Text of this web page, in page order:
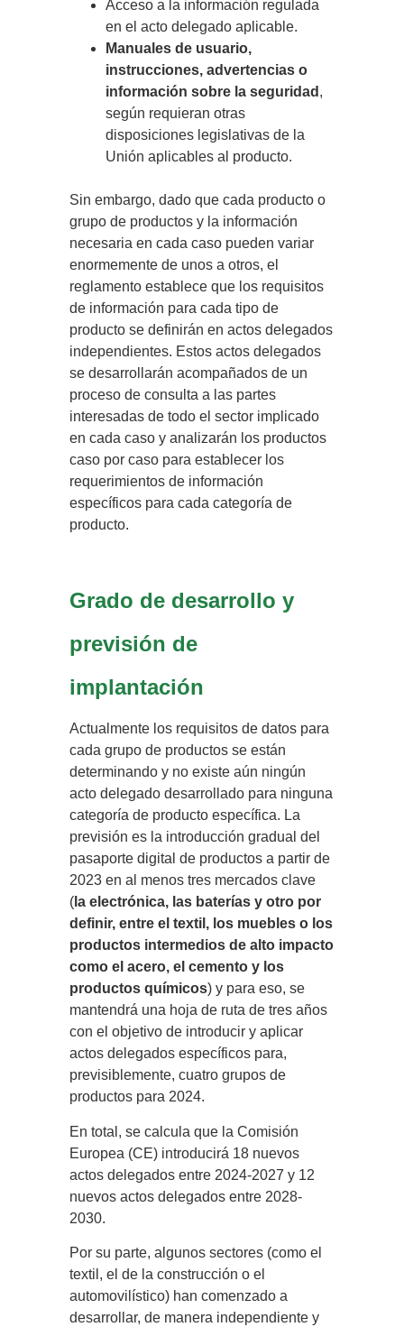
Acceso a la información regulada
en el acto delegado aplicable.
Manuales de usuario,
instrucciones, advertencias o
información sobre la seguridad ,
según requieran otras
disposiciones legislativas de la
Unión aplicables al producto.
Sin embargo, dado que cada producto o
grupo de productos y la información
necesaria en cada caso pueden variar
enormemente de unos a otros, el
reglamento establece que los requisitos
de información para cada tipo de
producto se definirán en actos delegados
independientes. Estos actos delegados
se desarrollarán acompañados de un
proceso de consulta a las partes
interesadas de todo el sector implicado
en cada caso y analizarán los productos
caso por caso para establecer los
requerimientos de información
específicos para cada categoría de
producto.
Grado de desarrollo y
previsión de
implantación
Actualmente los requisitos de datos para
cada grupo de productos se están
determinando y no existe aún ningún
acto delegado desarrollado para ninguna
categoría de producto específica. La
previsión es la introducción gradual del
pasaporte digital de productos a partir de
2023 en al menos tres mercados clave
( la electrónica, las baterías y otro por
definir, entre el textil, los muebles o los
productos intermedios de alto impacto
como el acero, el cemento y los
productos químicos) y para eso, se
mantendrá una hoja de ruta de tres años
con el objetivo de introducir y aplicar
actos delegados específicos para,
previsiblemente, cuatro grupos de
productos para 2024.
En total, se calcula que la Comisión
Europea (CE) introducirá 18 nuevos
actos delegados entre 2024-2027 y 12
nuevos actos delegados entre 2028-
2030.
Por su parte, algunos sectores (como el
textil, el de la construcción o el
automovilístico) han comenzado a
desarrollar, de manera independiente y